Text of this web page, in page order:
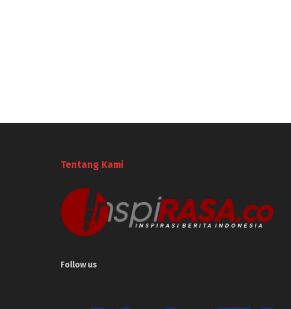
Tentang Kami
Follow us